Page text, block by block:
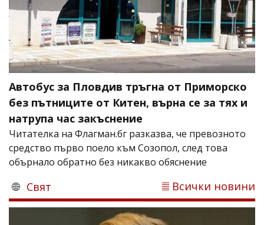
Автобус за Пловдив тръгна от Приморско
без пътниците от Китен, върна се за тях и
натрупа час закъснение
Читателка на Флагман.бг разказва, че превозното
средство първо поело към Созопол, след това
обърнало обратно без никакво обяснение
Свят Всички новини